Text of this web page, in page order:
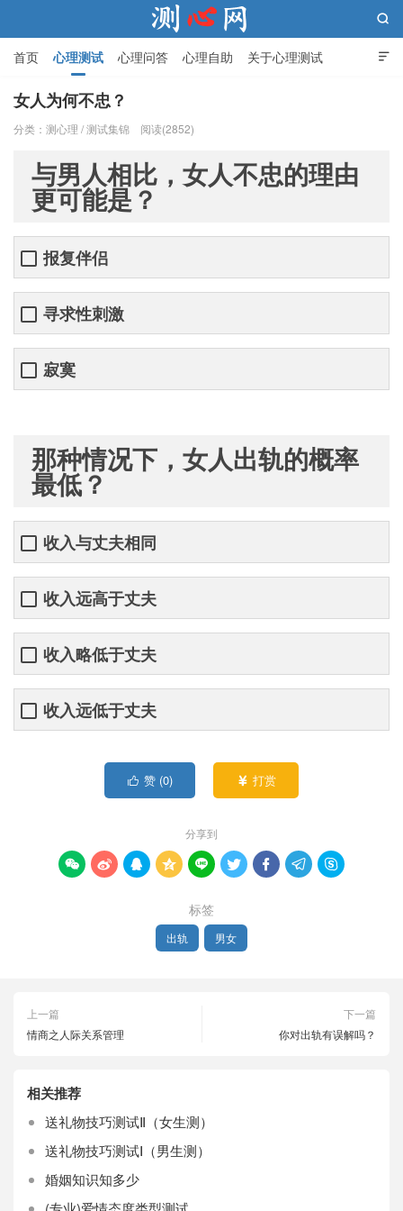

首页 心理测试 心理问答 心理自助 关于心理测试

女人为何不忠？
分类： 测心理 /测试集锦 阅读(2852)
与男人相比，女人不忠的理由
更可能是？
报复伴侣
寻求性刺激
寂寞
那种情况下，女人出轨的概率
最低？
收入与丈夫相同
收入远高于丈夫
收入略低于丈夫
收入远低于丈夫
 赞 (0)  打赏
分享到
        
标签
出轨 男女
上一篇
情商之人际关系管理
下一篇
你对出轨有误解吗？
相关推荐
送礼物技巧测试Ⅱ（女生测）
送礼物技巧测试Ⅰ（男生测）
婚姻知识知多少